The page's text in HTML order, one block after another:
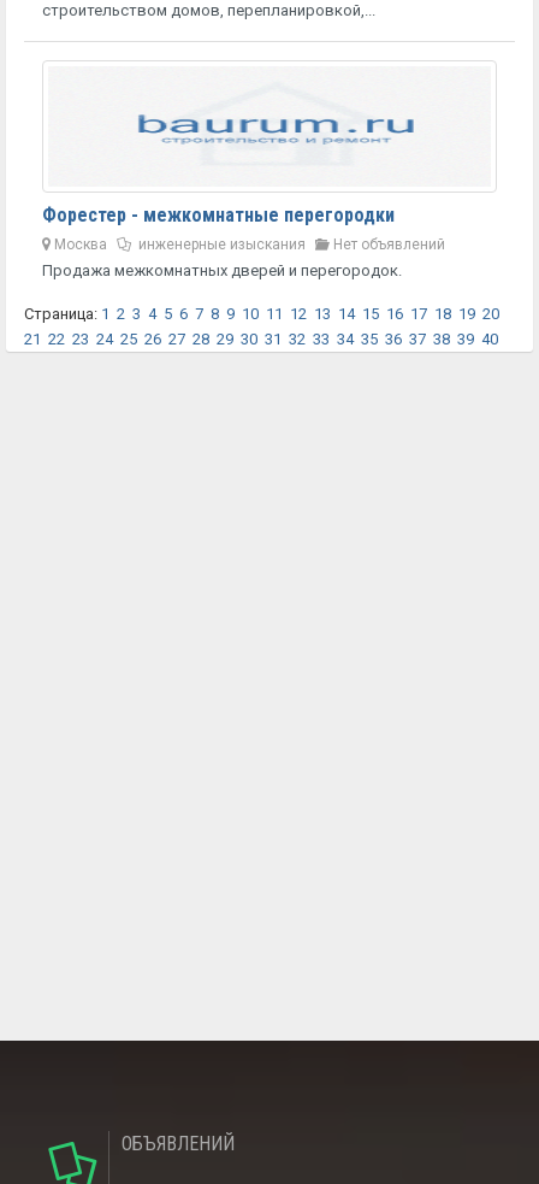
строительством домов, перепланировкой,...
Форестер - межкомнатные перегородки
Москва инженерные изыскания Нет объявлений
Продажа межкомнатных дверей и перегородок.
Страница: 1 2 3 4 5 6 7 8 9 10 11 12 13 14 15 16 17 18 19 20
21 22 23 24 25 26 27 28 29 30 31 32 33 34 35 36 37 38 39 40
ОБЪЯВЛЕНИЙ